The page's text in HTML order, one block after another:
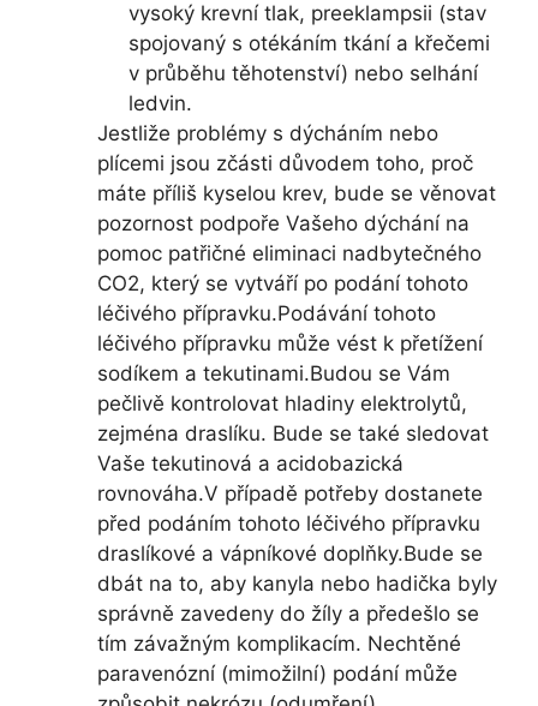
vysoký krevní tlak, preeklampsii (stav
spojovaný s otékáním tkání a křečemi
v průběhu těhotenství) nebo selhání
ledvin.
Jestliže problémy s dýcháním nebo
plícemi jsou zčásti důvodem toho, proč
máte příliš kyselou krev, bude se věnovat
pozornost podpoře Vašeho dýchání na
pomoc patřičné eliminaci nadbytečného
CO2, který se vytváří po podání tohoto
léčivého přípravku.Podávání tohoto
léčivého přípravku může vést k přetížení
sodíkem a tekutinami.Budou se Vám
pečlivě kontrolovat hladiny elektrolytů,
zejména draslíku. Bude se také sledovat
Vaše tekutinová a acidobazická
rovnováha.V případě potřeby dostanete
před podáním tohoto léčivého přípravku
draslíkové a vápníkové doplňky.Bude se
dbát na to, aby kanyla nebo hadička byly
správně zavedeny do žíly a předešlo se
tím závažným komplikacím. Nechtěné
paravenózní (mimožilní) podání může